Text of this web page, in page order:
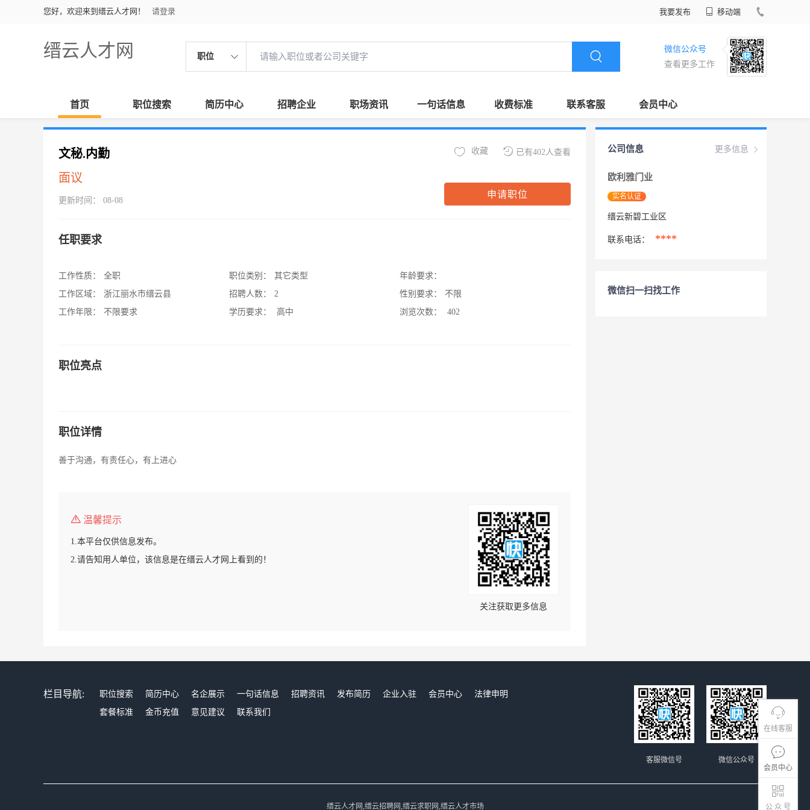
您好，欢迎来到缙云人才网！ 请登录 我要发布 移动端
缙云人才网 职位
微信公众号
查看更多工作
首页 职位搜索 简历中心 招聘企业 职场资讯 一句话信息 收费标准 联系客服 会员中心
在线客服
会员中心
公 众 号
文秘.内勤
面议
更新时间： 08-08
已有402人查看
收藏
申请职位
任职要求
工作性质：
全职
工作区域：
浙江丽水市缙云县
工作年限：
不限要求
职位类别：
其它类型
招聘人数：
2
学历要求：
高中
年龄要求：
性别要求：
不限
浏览次数：
402
职位亮点
职位详情
善于沟通，有责任心，有上进心
温馨提示
1.本平台仅供信息发布。
2.请告知用人单位，该信息是在缙云人才网上看到的！
关注获取更多信息
更多信息
公司信息
欧利雅门业
实名认证
缙云新碧工业区
联系电话： ****
微信扫一扫找工作
栏目导航: 职位搜索 简历中心 名企展示 一句话信息 招聘资讯 发布简历 企业入驻 会员中心
法律申明
套餐标准
金币充值 意见建议 联系我们
微信公众号
客服微信号
缙云人才网,缙云招聘网,缙云求职网,缙云人才市场